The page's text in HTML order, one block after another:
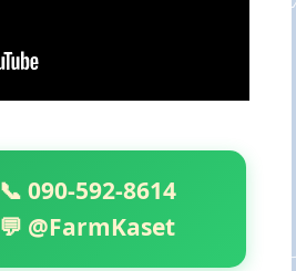
📞 090-592-8614
💬 @FarmKaset